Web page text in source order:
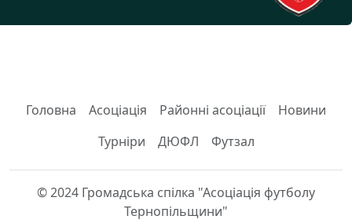
Головна Асоціація Районні асоціації
Новини
Турніри
ДЮФЛ Футзал
© 2024 Громадська спілка "Асоціація футболу
Тернопільщини"